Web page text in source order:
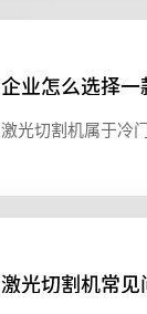
企业怎么选择
激光切割机常